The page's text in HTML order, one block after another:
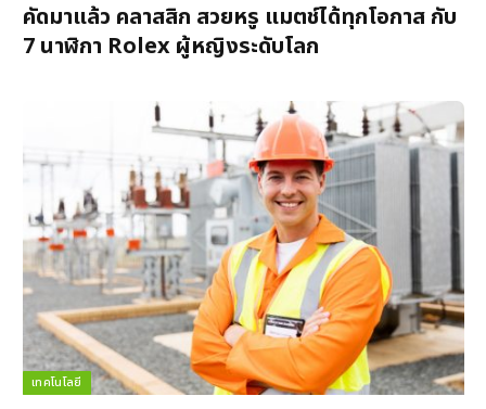
คัดมาแล้ว คลาสสิก สวยหรู แมตช์ได้ทุกโอกาส กับ
7 นาฬิกา Rolex ผู้หญิงระดับโลก
เทคโนโลยี